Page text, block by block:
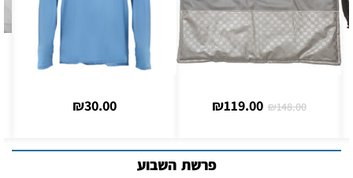
₪148.00
₪119.00
₪30.00
פרשת השבוע